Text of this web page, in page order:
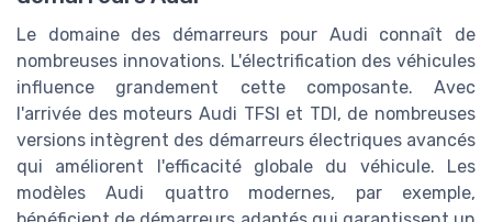
Le domaine des démarreurs pour Audi connaît de
nombreuses innovations. L'électrification des véhicules
influence grandement cette composante. Avec
l'arrivée des moteurs Audi TFSI et TDI, de nombreuses
versions intègrent des démarreurs électriques avancés
qui améliorent l'efficacité globale du véhicule. Les
modèles Audi quattro modernes, par exemple,